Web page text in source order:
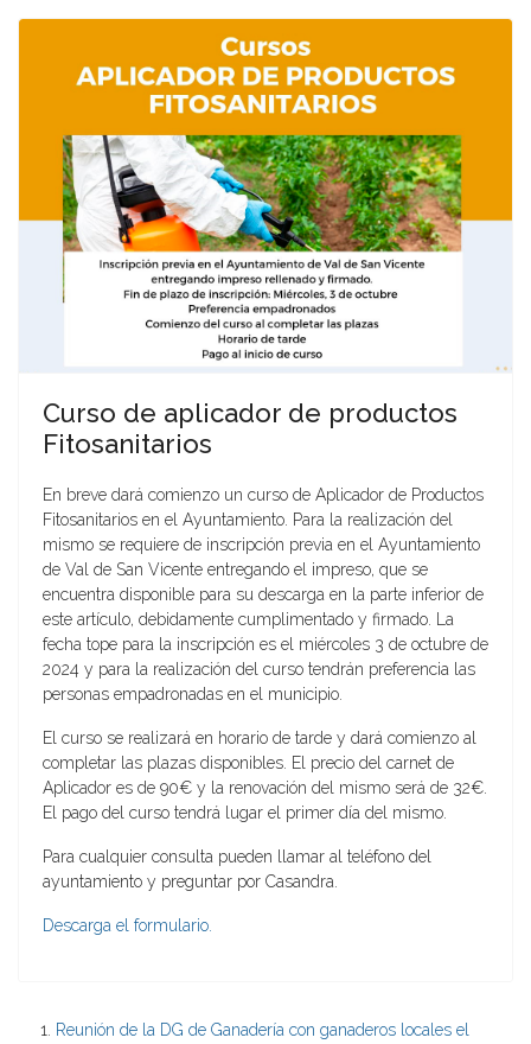
Curso de aplicador de productos
Fitosanitarios
En breve dará comienzo un curso de Aplicador de Productos
Fitosanitarios en el Ayuntamiento. Para la realización del
mismo se requiere de inscripción previa en el Ayuntamiento
de Val de San Vicente entregando el impreso, que se
encuentra disponible para su descarga en la parte inferior de
este artículo, debidamente cumplimentado y firmado. La
fecha tope para la inscripción es el miércoles 3 de octubre de
2024 y para la realización del curso tendrán preferencia las
personas empadronadas en el municipio.
El curso se realizará en horario de tarde y dará comienzo al
completar las plazas disponibles. El precio del carnet de
Aplicador es de 90€ y la renovación del mismo será de 32€.
El pago del curso tendrá lugar el primer día del mismo.
Para cualquier consulta pueden llamar al teléfono del
ayuntamiento y preguntar por Casandra.
Descarga el formulario.
Reunión de la DG de Ganadería con ganaderos locales el